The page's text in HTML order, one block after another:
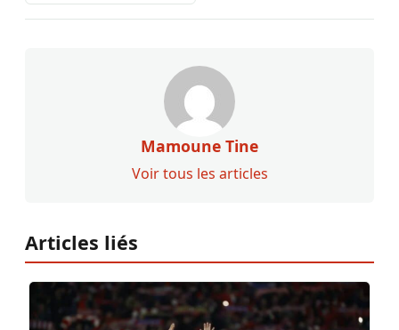
Mamoune Tine
Voir tous les articles
Articles liés